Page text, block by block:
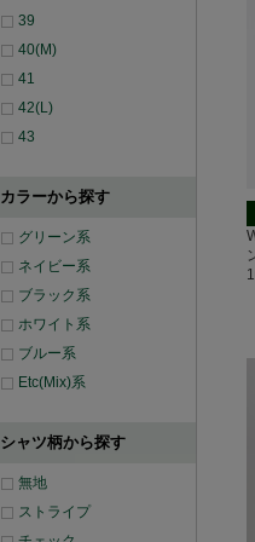
39
40(M)
41
42(L)
43
カラーから探す
グリーン系
ネイビー系
ブラック系
ホワイト系
ブルー系
Etc(Mix)系
シャツ柄から探す
無地
ストライプ